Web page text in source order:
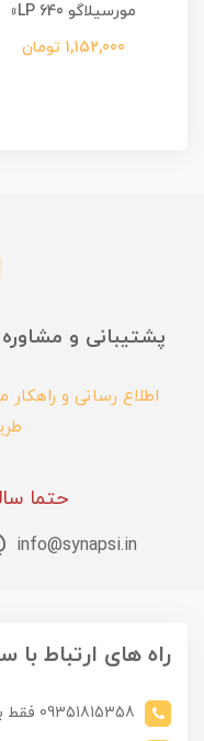
مورسیلاگو LP 640»
1,152,000 تومان
پشتیبانی و
اطلاع رسانی و
حتما
info@synapsi.in
راه های ارتباط با
09351815358 فقط به صورت پیامک - 08632241297